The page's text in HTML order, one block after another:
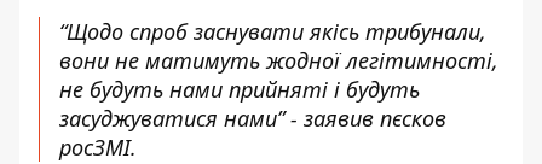
“Щодо спроб заснувати якісь трибунали,
вони не матимуть жодної легітимності,
не будуть нами прийняті і будуть
засуджуватися нами” - заявив пєсков
росЗМІ.